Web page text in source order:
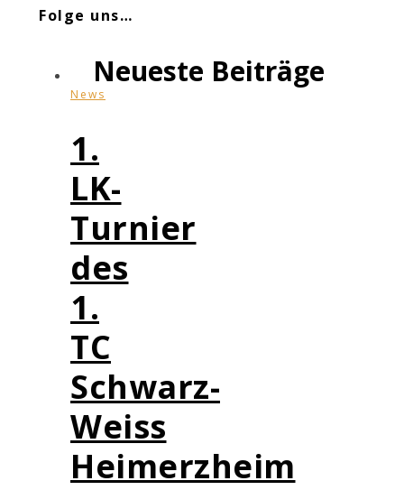
Folge uns…
News
1.
LK-
Turnier
des
1.
TC
Schwarz-
Weiss
Heimerzheim
Neueste Beiträge